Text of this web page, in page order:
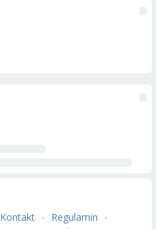
Kontakt
Regulamin